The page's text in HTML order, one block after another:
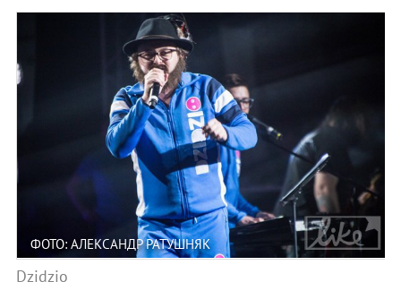
ФОТО: АЛЕКСАНДР РАТУШНЯК
Dzidzio